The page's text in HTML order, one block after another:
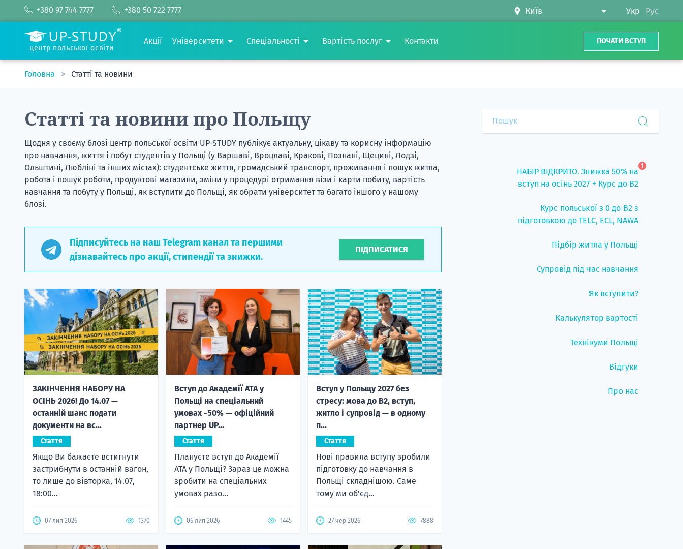
+380 97 744 7777 +380 50 722 7777 Укр Рус
центр польської освіти
Акції Університети Спеціальності Вартість послуг Контакти ПОЧАТИ ВСТУП
Головна Статті та новини
Статті та новини про Польщу
Щодня у своєму блозі центр польської освіти UP-STUDY публікує актуальну, цікаву та корисну інформацію
про навчання, життя і побут студентів у Польщі (у Варшаві, Вроцлаві, Кракові, Познані, Щецині, Лодзі,
Ольштині, Любліні та інших містах): студентське життя, громадський транспорт, проживання і пошук житла,
робота і пошук роботи, продуктові магазини, зміни у процедурі отримання візи і карти побиту, вартість
навчання та побуту у Польщі, як вступити до Польщі, як обрати університет та багато іншого у нашому
блозі.
Підписуйтесь на наш Telegram канал та першими
дізнавайтесь про акції, стипендії та знижки.
ПІДПИСАТИСЯ
ЗАКІНЧЕННЯ НАБОРУ НА
ОСІНЬ 2026! До 14.07 —
останній шанс подати
документи на вс...
Стаття
Якщо Ви бажаєте встигнути
застрибнути в останній вагон,
то лише до вівторка, 14.07,
18:00...
07 лип 2026 1370
Вступ до Академії ATA у
Польщі на спеціальний
умовах -50% — офіційний
партнер UP...
Стаття
Плануєте вступ до Академії
ATA у Польщі? Зараз це можна
зробити на спеціальних
умовах разо...
06 лип 2026 1445
Вступ у Польщу 2027 без
стресу: мова до B2, вступ,
житло і супровід — в одному
п...
Стаття
Нові правила вступу зробили
підготовку до навчання в
Польщі складнішою. Саме
тому ми об'єд...
27 чер 2026 7888
НАБІР ВІДКРИТО. Знижка 50% на
вступ на осінь 2027 + Курс до B2
1
Курс польської з 0 до B2 з
підготовкою до TELC, ECL, NAWA
Підбір житла у Польщі
Супровід під час навчання
Як вступити?
Калькулятор вартості
Технікуми Польщі
Відгуки
Про нас